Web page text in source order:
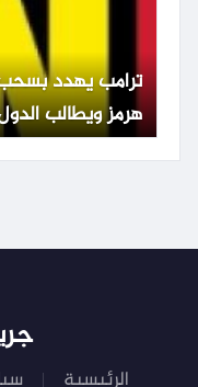
ترامب يهدد
هرمز ويطالب